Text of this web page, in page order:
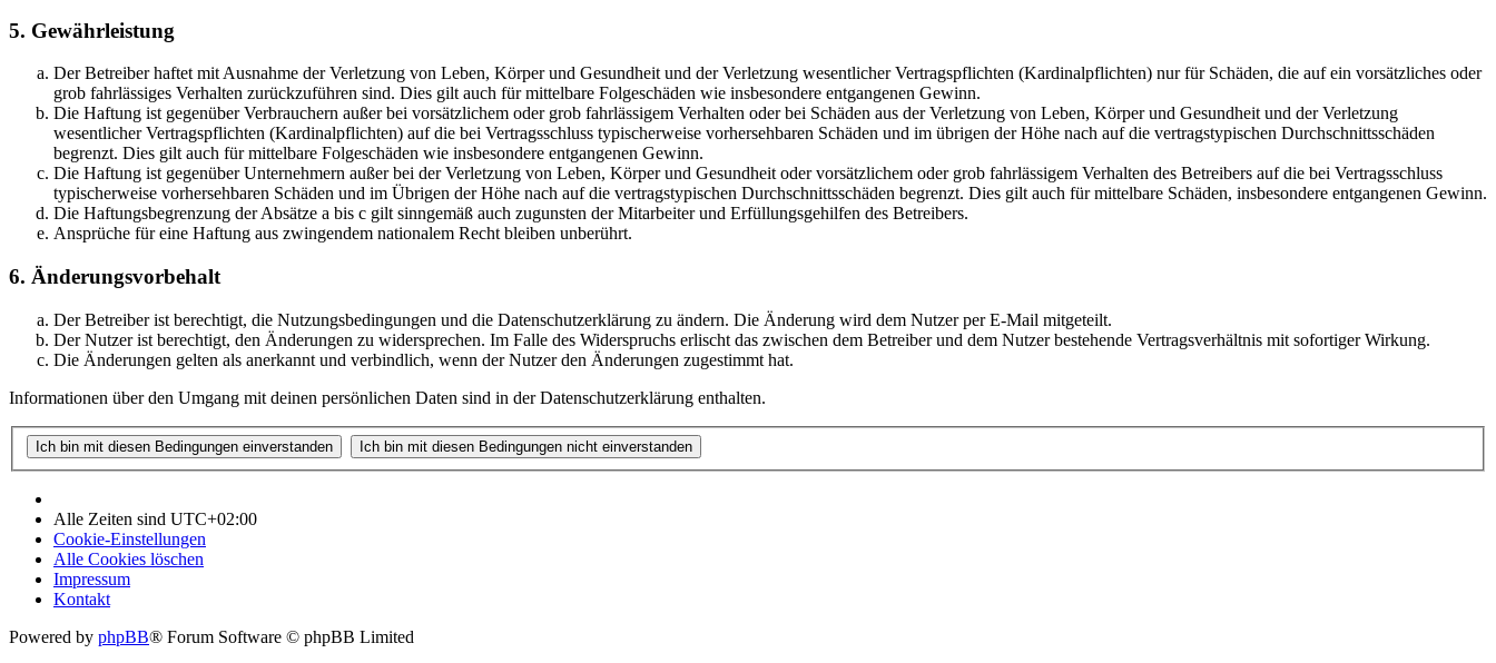
5. Gewährleistung
Der Betreiber haftet mit Ausnahme der Verletzung von Leben, Körper und Gesundheit und der Verletzung wesentlicher Vertragspflichten (Kardinalpflichten) nur für Schäden, die auf ein vorsätzliches oder
grob fahrlässiges Verhalten zurückzuführen sind. Dies gilt auch für mittelbare Folgeschäden wie insbesondere entgangenen Gewinn.
Die Haftung ist gegenüber Verbrauchern außer bei vorsätzlichem oder grob fahrlässigem Verhalten oder bei Schäden aus der Verletzung von Leben, Körper und Gesundheit und der Verletzung
wesentlicher Vertragspflichten (Kardinalpflichten) auf die bei Vertragsschluss typischerweise vorhersehbaren Schäden und im übrigen der Höhe nach auf die vertragstypischen Durchschnittsschäden
begrenzt. Dies gilt auch für mittelbare Folgeschäden wie insbesondere entgangenen Gewinn.
Die Haftung ist gegenüber Unternehmern außer bei der Verletzung von Leben, Körper und Gesundheit oder vorsätzlichem oder grob fahrlässigem Verhalten des Betreibers auf die bei Vertragsschluss
typischerweise vorhersehbaren Schäden und im Übrigen der Höhe nach auf die vertragstypischen Durchschnittsschäden begrenzt. Dies gilt auch für mittelbare Schäden, insbesondere entgangenen Gewinn.
Die Haftungsbegrenzung der Absätze a bis c gilt sinngemäß auch zugunsten der Mitarbeiter und Erfüllungsgehilfen des Betreibers.
Ansprüche für eine Haftung aus zwingendem nationalem Recht bleiben unberührt.
6. Änderungsvorbehalt
Der Betreiber ist berechtigt, die Nutzungsbedingungen und die Datenschutzerklärung zu ändern. Die Änderung wird dem Nutzer per E-Mail mitgeteilt.
Der Nutzer ist berechtigt, den Änderungen zu widersprechen. Im Falle des Widerspruchs erlischt das zwischen dem Betreiber und dem Nutzer bestehende Vertragsverhältnis mit sofortiger Wirkung.
Die Änderungen gelten als anerkannt und verbindlich, wenn der Nutzer den Änderungen zugestimmt hat.
Informationen über den Umgang mit deinen persönlichen Daten sind in der Datenschutzerklärung enthalten.
Alle Zeiten sind UTC+02:00
Cookie-Einstellungen
Alle Cookies löschen
Impressum
Kontakt
Powered by phpBB® Forum Software © phpBB Limited